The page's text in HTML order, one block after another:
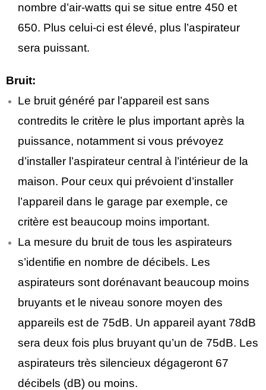
nombre d’air-watts qui se situe entre 450 et
650. Plus celui-ci est élevé, plus l’aspirateur
sera puissant.
Bruit:
Le bruit généré par l’appareil est sans
contredits le critère le plus important après la
puissance, notamment si vous prévoyez
d’installer l’aspirateur central à l’intérieur de la
maison. Pour ceux qui prévoient d’installer
l’appareil dans le garage par exemple, ce
critère est beaucoup moins important.
La mesure du bruit de tous les aspirateurs
s’identifie en nombre de décibels. Les
aspirateurs sont dorénavant beaucoup moins
bruyants et le niveau sonore moyen des
appareils est de 75dB. Un appareil ayant 78dB
sera deux fois plus bruyant qu’un de 75dB. Les
aspirateurs très silencieux dégageront 67
décibels (dB) ou moins.